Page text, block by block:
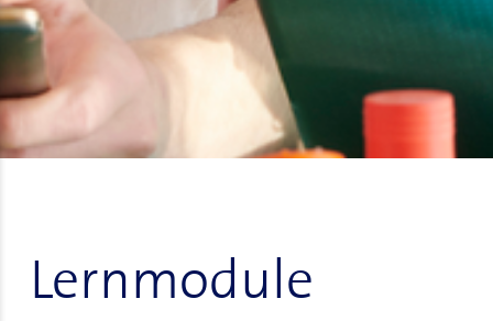
Lernmodule